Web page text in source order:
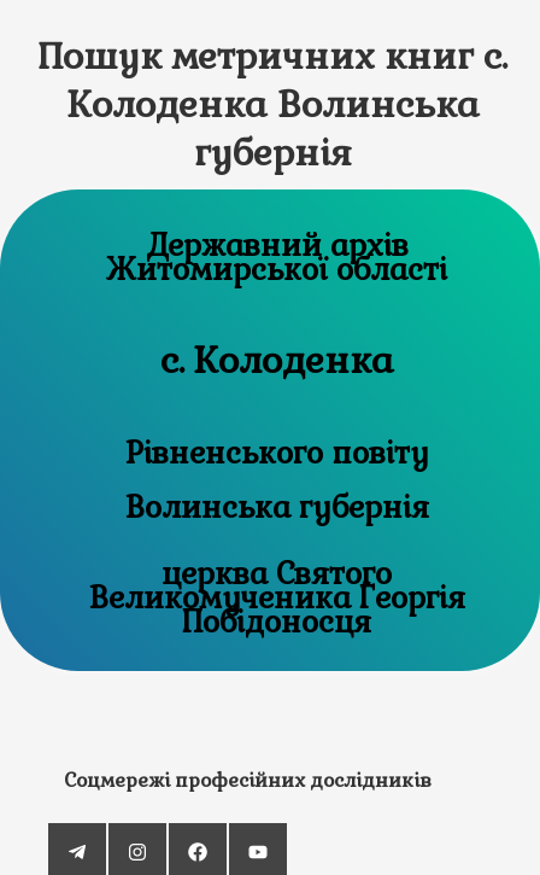
Пошук метричних книг с.
Колоденка Волинська
губернія
Державний архів
Житомирської області
с. Колоденка
Рівненського повіту
Волинська губернія
церква Святого
Великомученика Георгія
Побідоносця
Соцмережі професійних дослідників